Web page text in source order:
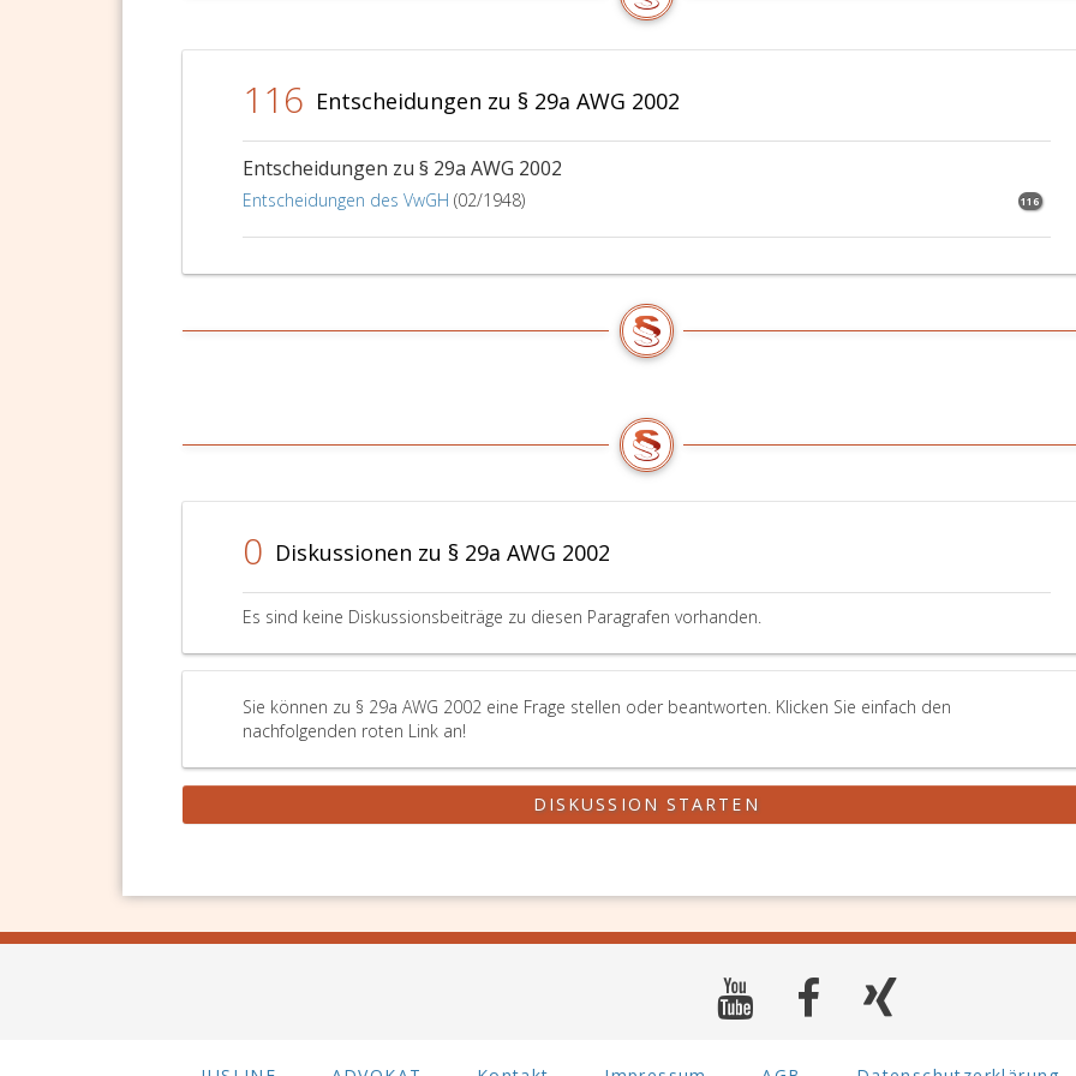
116 Entscheidungen zu § 29a AWG 2002
Entscheidungen zu § 29a AWG 2002
Entscheidungen des VwGH (02/1948) 116
0 Diskussionen zu § 29a AWG 2002
Es sind keine Diskussionsbeiträge zu diesen Paragrafen vorhanden.
Sie können zu § 29a AWG 2002 eine Frage stellen oder beantworten. Klicken Sie einfach den
nachfolgenden roten Link an!
DISKUSSION STARTEN